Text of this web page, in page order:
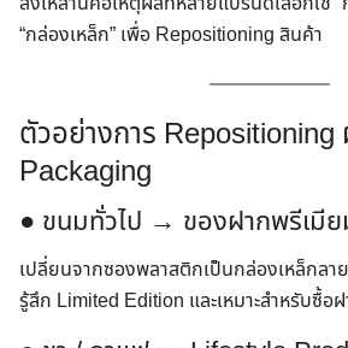
“กล่องเหล็ก” เพื่อ Repositioning สินค้า
ตัวอย่างการ Repositioning
Packaging
● ขนมทั่วไป → ของฝากพรีเมี
เปลี่ยนจากซองพลาสติกเป็นกล่องเหล็กลา
รู้สึก Limited Edition และเหมาะสำหรับซื้อ